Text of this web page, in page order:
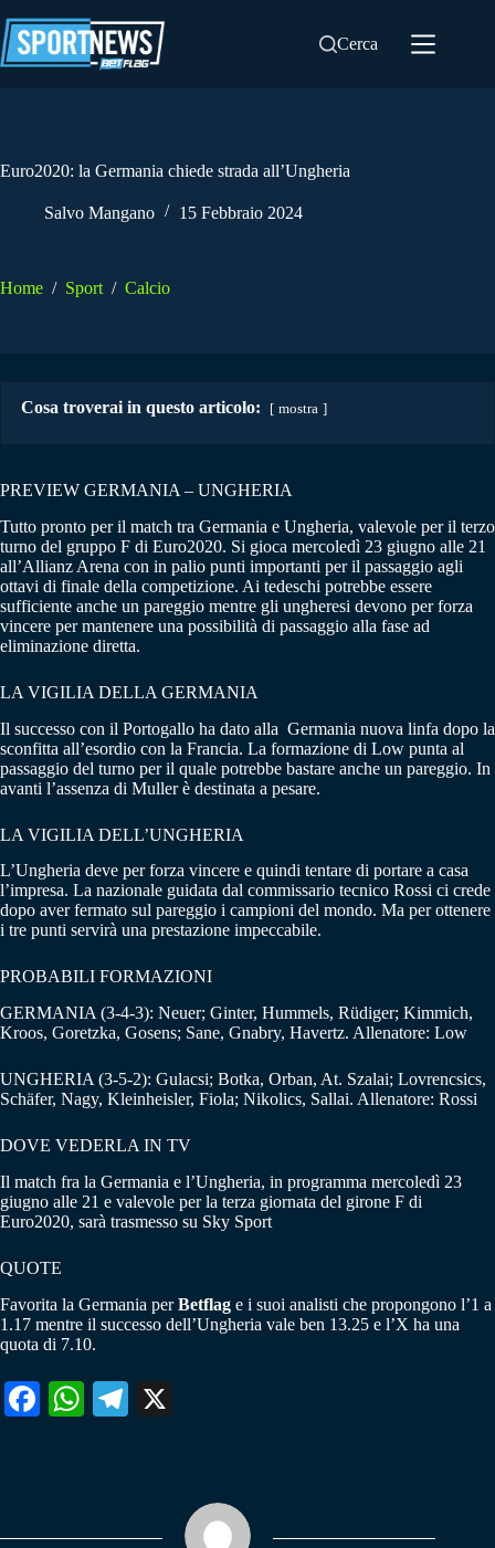
al
contenuto
Cerca
Euro2020: la Germania chiede strada all’Ungheria
Salvo Mangano 15 Febbraio 2024
Home / Sport / Calcio
Cosa troverai in questo articolo: mostra
PREVIEW GERMANIA – UNGHERIA
Tutto pronto per il match tra Germania e Ungheria, valevole per il terzo
turno del gruppo F di Euro2020. Si gioca mercoledì 23 giugno alle 21
all’Allianz Arena con in palio punti importanti per il passaggio agli
ottavi di finale della competizione. Ai tedeschi potrebbe essere
sufficiente anche un pareggio mentre gli ungheresi devono per forza
vincere per mantenere una possibilità di passaggio alla fase ad
eliminazione diretta.
LA VIGILIA DELLA GERMANIA
Il successo con il Portogallo ha dato alla Germania nuova linfa dopo la
sconfitta all’esordio con la Francia. La formazione di Low punta al
passaggio del turno per il quale potrebbe bastare anche un pareggio. In
avanti l’assenza di Muller è destinata a pesare.
LA VIGILIA DELL’UNGHERIA
L’Ungheria deve per forza vincere e quindi tentare di portare a casa
l’impresa. La nazionale guidata dal commissario tecnico Rossi ci crede
dopo aver fermato sul pareggio i campioni del mondo. Ma per ottenere
i tre punti servirà una prestazione impeccabile.
PROBABILI FORMAZIONI
GERMANIA (3-4-3): Neuer; Ginter, Hummels, Rüdiger; Kimmich,
Kroos, Goretzka, Gosens; Sane, Gnabry, Havertz. Allenatore: Low
UNGHERIA (3-5-2): Gulacsi; Botka, Orban, At. Szalai; Lovrencsics,
Schäfer, Nagy, Kleinheisler, Fiola; Nikolics, Sallai. Allenatore: Rossi
DOVE VEDERLA IN TV
Il match fra la Germania e l’Ungheria, in programma mercoledì 23
giugno alle 21 e valevole per la terza giornata del girone F di
Euro2020, sarà trasmesso su Sky Sport
QUOTE
Favorita la Germania perBetflag e i suoi analisti che propongono l’1 a
1.17 mentre il successo dell’Ungheria vale ben 13.25 e l’X ha una
quota di 7.10.
Fa W
pp
Te
m